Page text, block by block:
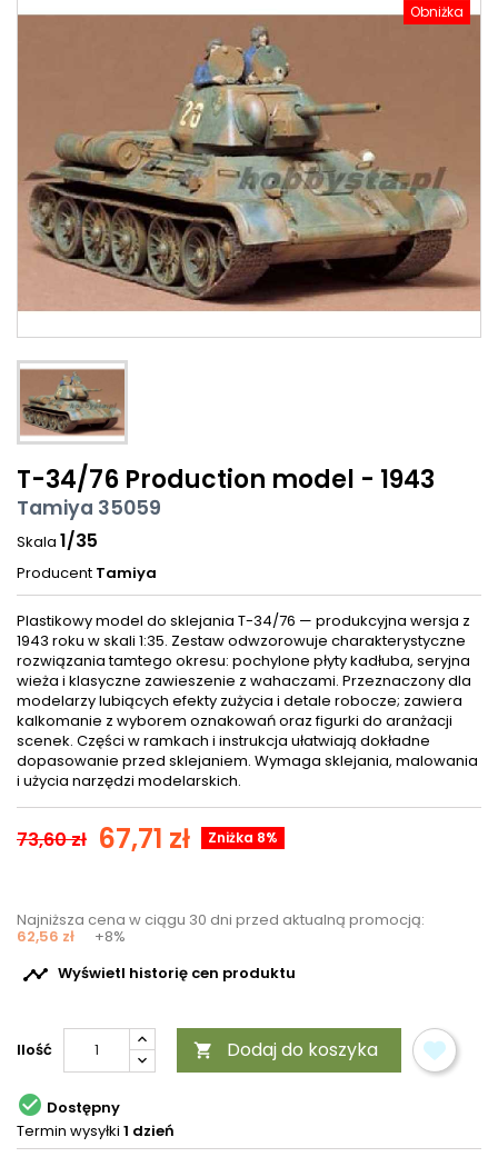
Obniżka
T-34/76 Production model - 1943
Tamiya 35059
Skala 1/35
Producent Tamiya
Plastikowy model do sklejania T-34/76 — produkcyjna wersja z
1943 roku w skali 1:35. Zestaw odwzorowuje charakterystyczne
rozwiązania tamtego okresu: pochylone płyty kadłuba, seryjna
wieża i klasyczne zawieszenie z wahaczami. Przeznaczony dla
modelarzy lubiących efekty zużycia i detale robocze; zawiera
kalkomanie z wyborem oznakowań oraz figurki do aranżacji
scenek. Części w ramkach i instrukcja ułatwiają dokładne
dopasowanie przed sklejaniem. Wymaga sklejania, malowania
i użycia narzędzi modelarskich.
73,60 zł 67,71 zł Zniżka 8%
Najniższa cena w ciągu 30 dni przed aktualną promocją:
62,56 zł +8%
 Wyświetl historię cen produktu
Ilość  Dodaj do koszyka
 Dostępny
Termin wysyłki 1 dzień